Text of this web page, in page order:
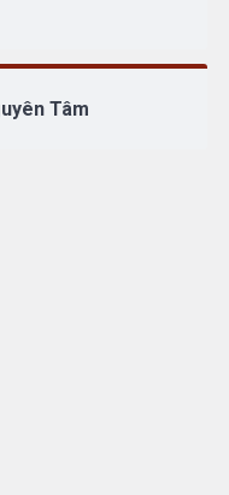
Tâm